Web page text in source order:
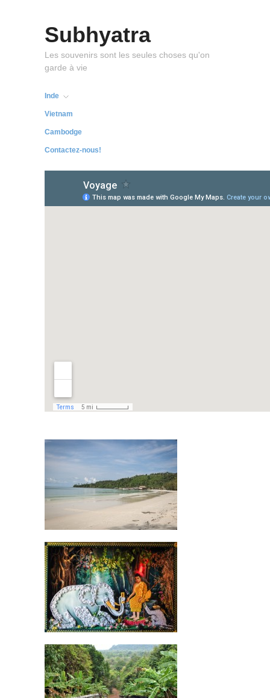
Subhyatra
Les souvenirs sont les seules choses qu'on
garde à vie
Inde
Vietnam
Cambodge
Contactez-nous!